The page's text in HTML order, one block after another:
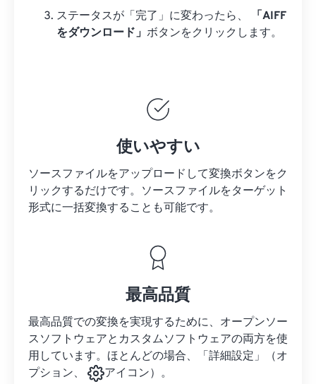
ステータスが「完了」に変わったら、
「AIFF
をダウンロード」 ボタンをクリックします。
使いやすい
ソースファイルをアップロードして変換ボタンをク
リックするだけです。 ソースファイルをターゲット
形式に一括変換することも可能です。
最高品質
最高品質での変換を実現するために、オープンソー
スソフトウェアとカスタムソフトウェアの両方を使
用しています。ほとんどの場合、「詳細設定」（オ
プション、
アイコン）。